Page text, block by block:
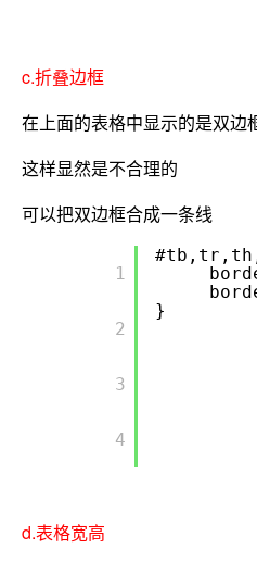
c.折叠边框
在上面的表格中显示的是双边
这样显然是不合理的
可以把双边框合成一条线
       1
       2
       3
       4
}
d.表格宽高